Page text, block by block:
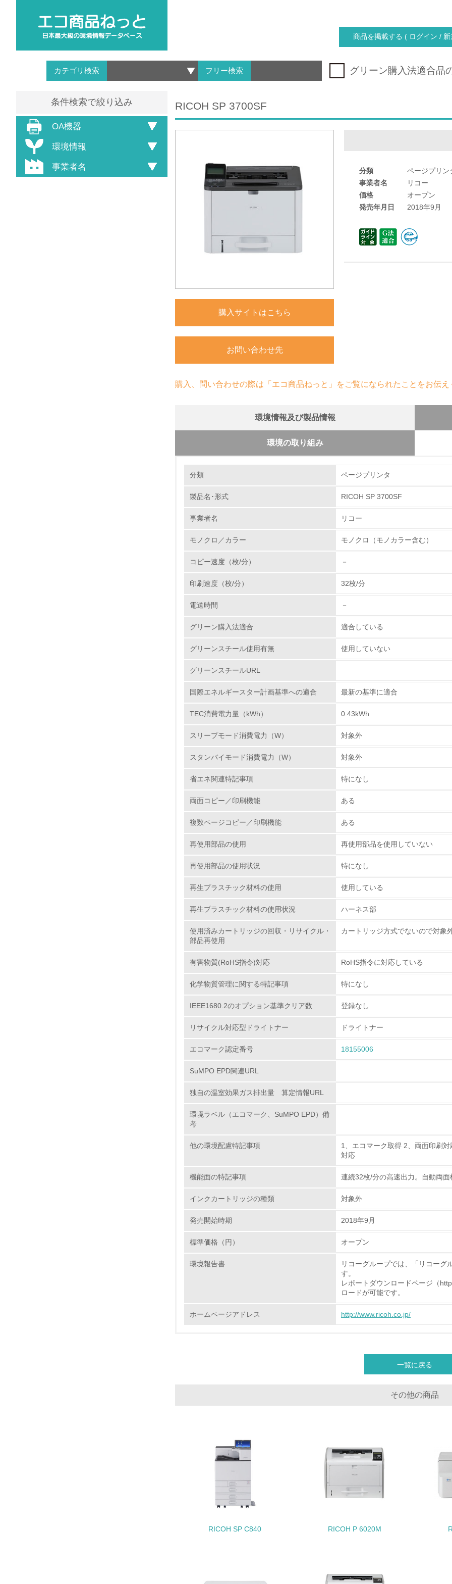
商品を掲載する ( ログイン / 新
カテゴリ検索 フリー検索 グリーン購入法適合品
条件検索で絞り込み
OA機器
環境情報
事業者名
RICOH SP 3700SF
購入サイトはこちら
お問い合わせ先
分類
ページプリン
事業者名
リコー
価格
オープン
発売年月日
2018年9月
購入、問い合わせの際は「エコ商品ねっと」をご覧になられたことをお伝え
環境情報及び製品情報
環境の取り組み
1.環境取り組み体制
No.
レベル1
5. 環境取り組み体制と成果を定期的に検証して次の活動に活かして
6. 従業員が環境方針に基づいて自分の業務の中で行うべき環境対
7.
環境活動に関する規格やプログラムを導入している
2.環境への取り組み
No.
資源・エネルギー
13. <L1> グリーン購入の取り組み方針を有し、グリーン購入を行っ
14. <L2> 購入している製品・サービスの量と種類を把握し、具体的
16. <L2> 環境負荷ができるだけ小さい物流を行っている
化学物質
非該当（化学物質を使用していない）
17. <L1> 化学物質の使用量及び外部（大気・水・土壌）への排出量
18. <L2> 化学物質の使用量及び外部への排出量を把握し、具体的な
<L1> 廃棄物の発生量の削減及びリサイクルの推進、適正処理を
<L1> 「生物多様性保全」に関する取り組み（例：森林保全活
No.
<L1> 「人権・労働等」に関する方針、規定等を持っている
24. <L1> 「公正・適正な取引」に関する方針、規定等を持っている
製品本体とカートリッジの回収・リサイクルのしくみ
カートリッジに関しても製品本体と同様に回収の仕組みを単な
ループ全体で積極的に回収率の向上に取り組んでいます。コメ
サービス実施店に集められた使用済みカートリッジは全国１９
でリサイクル各工程の品質管理を行い、再使用部品としてカー
す。
バイオプラスチックの環境影響評価
リコーは、石油樹脂に代わる新しい製品素材を業界ではじめて
http://www.ricoh.co.jp/ecology/technologies/products/01_01.html
分類 ページプリンタ
製品名･形式 RICOH SP 3700SF
事業者名 リコー
モノクロ／カラー モノクロ（モノカラー含む）
コピー速度（枚/分） －
印刷速度（枚/分） 32枚/分
電送時間 －
グリーン購入法適合 適合している
グリーンスチール使用有無 使用していない
グリーンスチールURL
国際エネルギースター計画基準への適合 最新の基準に適合
TEC消費電力量（kWh） 0.43kWh
スリープモード消費電力（W） 対象外
スタンバイモード消費電力（W） 対象外
省エネ関連特記事項 特になし
両面コピー／印刷機能 ある
複数ページコピー／印刷機能 ある
再使用部品の使用 再使用部品を使用していない
再使用部品の使用状況 特になし
再生プラスチック材料の使用 使用している
再生プラスチック材料の使用状況 ハーネス部
使用済みカートリッジの回収・リサイクル・
部品再使用
カートリッジ方式でないので対象
有害物質(RoHS指令)対応 RoHS指令に対応している
化学物質管理に関する特記事項 特になし
IEEE1680.2のオプション基準クリア数 登録なし
リサイクル対応型ドライトナー ドライトナー
エコマーク認定番号 18155006
SuMPO EPD関連URL
独自の温室効果ガス排出量 算定情報URL
環境ラベル（エコマーク、SuMPO EPD）備
考
他の環境配慮特記事項
1、エコマーク取得 2、両面印刷
対応
機能面の特記事項 連続32枚/分の高速出力。自動両面
インクカートリッジの種類 対象外
発売開始時期 2018年9月
標準価格（円） オープン
環境報告書
リコーグループでは、「リコーグ
す。
レポートダウンロードページ（
ロードが可能です。
ホームページアドレス http://www.ricoh.co.jp/
一覧に戻る
その他の商品
RICOH SP C840 RICOH P 6020M